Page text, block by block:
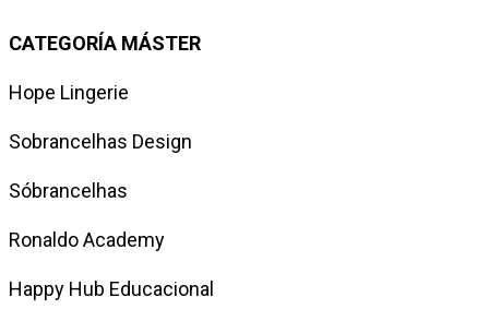
CATEGORÍA MÁSTER
Hope Lingerie
Sobrancelhas Design
Sóbrancelhas
Ronaldo Academy
Happy Hub Educacional